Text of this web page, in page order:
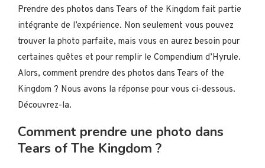
Prendre des photos dans Tears of the Kingdom fait partie
intégrante de l’expérience. Non seulement vous pouvez
trouver la photo parfaite, mais vous en aurez besoin pour
certaines quêtes et pour remplir le Compendium d’Hyrule.
Alors, comment prendre des photos dans Tears of the
Kingdom ? Nous avons la réponse pour vous ci-dessous.
Découvrez-la.
Comment prendre une photo dans
Tears of The Kingdom ?